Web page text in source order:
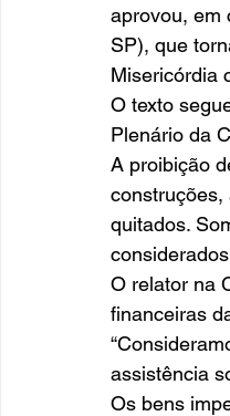
aprovou, em
SP), que
Misericórdia
O texto
Plenário da
A proibição
quitados.
O relator na
financeiras
assistência
Os bens